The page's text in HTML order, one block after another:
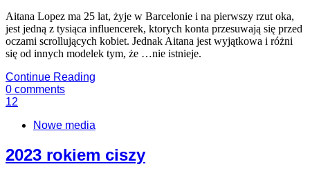
Aitana Lopez ma 25 lat, żyje w Barcelonie i na pierwszy rzut oka,
jest jedną z tysiąca influencerek, ktorych konta przesuwają się przed
oczami scrollujących kobiet. Jednak Aitana jest wyjątkowa i różni
się od innych modelek tym, że …nie istnieje.
Continue Reading
0 comments
12
Nowe media
2023 rokiem ciszy